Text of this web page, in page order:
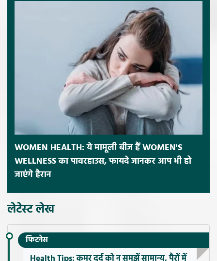
WOMEN HEALTH: ये मामूली बीज हैं WOMEN'S
WELLNESS का पावरहाउस, फायदे जानकर आप भी हो
जाएंगे हैरान
लेटेस्ट लेख
फिटनेस